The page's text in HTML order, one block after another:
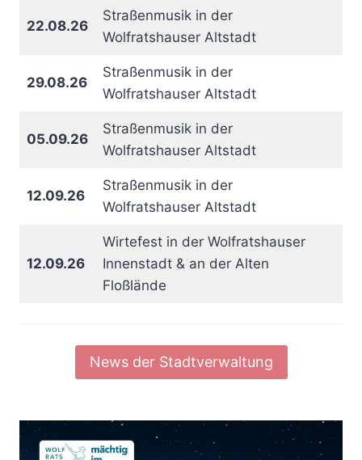
22.08.26
Straßenmusik in der
Wolfratshauser Altstadt
29.08.26
Straßenmusik in der
Wolfratshauser Altstadt
05.09.26
Straßenmusik in der
Wolfratshauser Altstadt
12.09.26
Straßenmusik in der
Wolfratshauser Altstadt
12.09.26
Wirtefest in der Wolfratshauser
Innenstadt & an der Alten
Floßlände
News der Stadtverwaltung